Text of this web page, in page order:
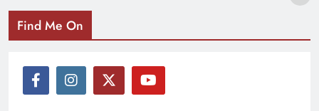
Find Me On